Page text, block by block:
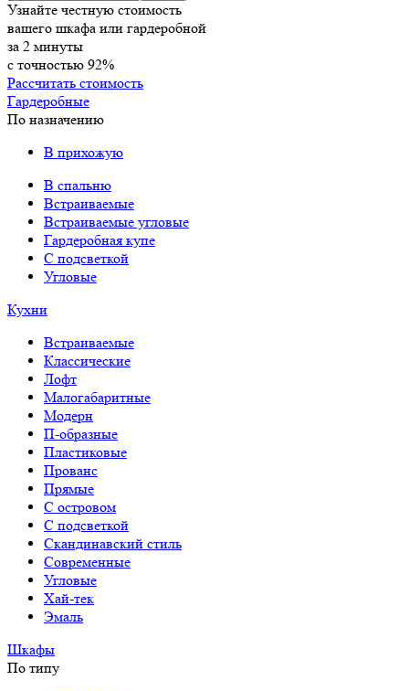
Узнайте честную стоимость
вашего шкафа или гардеробной
за 2 минуты
с точностью 92%
Рассчитать стоимость
Гардеробные
По назначению
В прихожую
В спальню
Встраиваемые
Встраиваемые угловые
Гардеробная купе
С подсветкой
Угловые
Кухни
Встраиваемые
Классические
Лофт
Малогабаритные
Модерн
П-образные
Пластиковые
Прованс
Прямые
С островом
С подсветкой
Скандинавский стиль
Современные
Угловые
Хай-тек
Эмаль
Шкафы
По типу